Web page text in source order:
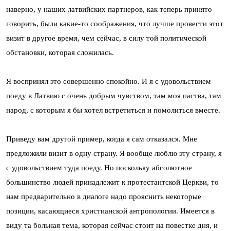
наверно, у наших латвийских партнеров, как теперь принято
говорить, были какие-то соображения, что лучше провести этот
визит в другое время, чем сейчас, в силу той политической
обстановки, которая сложилась.
Я воспринял это совершенно спокойно. И я с удовольствием
поеду в Латвию с очень добрым чувством, там моя паства, там
народ, с которым я бы хотел встретиться и помолиться вместе.
Приведу вам другой пример, когда я сам отказался. Мне
предложили визит в одну страну. Я вообще люблю эту страну, я
с удовольствием туда поеду. Но поскольку абсолютное
большинство людей принадлежит к протестантской Церкви, то
нам предварительно в диалоге надо прояснить некоторые
позиции, касающиеся христианской антропологии. Имеется в
виду та больная тема, которая сейчас стоит на повестке дня, и